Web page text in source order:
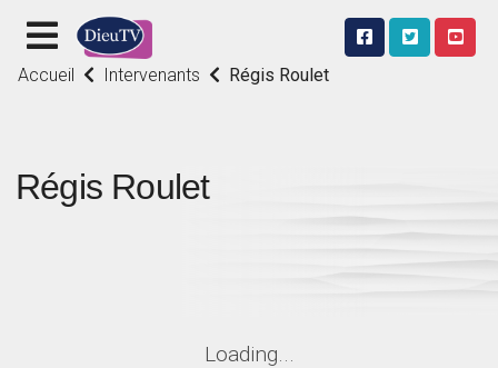
Accueil Intervenants Régis Roulet
Régis Roulet
Loading...